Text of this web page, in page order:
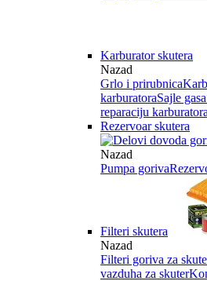
Karburator skutera
Nazad
Grlo i prirubnica
karburatoraSajle gasa
reparaciju karburatora
Rezervoar skutera
Nazad
Pumpa goriva
Filteri skutera
Nazad
Filteri goriva za
vazduha za skuter